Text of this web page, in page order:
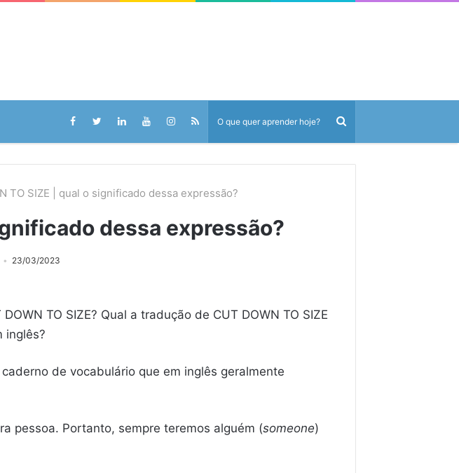
TO SIZE | qual o significado dessa expressão?
dessa expressão?
23/03/2023
TO SIZE? Qual a tradução de CUT DOWN TO SIZE
inglês?
de vocabulário que em inglês geralmente
pessoa. Portanto, sempre teremos alguém (someone)